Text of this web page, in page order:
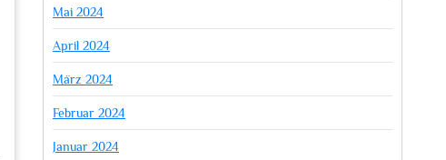
Mai 2024
April 2024
März 2024
Februar 2024
Januar 2024